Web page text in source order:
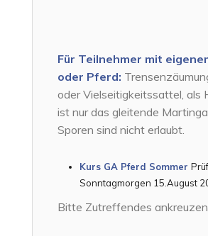
Für Teilnehmer mit
oder Pferd:
oder Vielseitigkeitssattel, als
ist nur das gleitende
Sporen sind nicht erlaubt.
Kurs GA Pferd Sommer
Sonntagmorgen 15.August
Bitte Zutreffendes